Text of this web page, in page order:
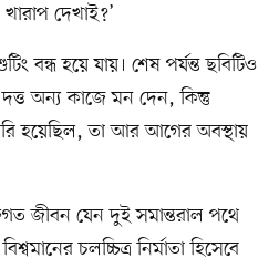
দেখাই?’
বন্ধ হয়ে যায়। শেষ পর্যন্ত ছবিটিও
অন্য কাজে মন দেন, কিন্তু
হয়েছিল, তা আর আগের অবস্থায়
জীবন যেন দুই সমান্তরাল পথে
চলচ্চিত্র নির্মাতা হিসেবে